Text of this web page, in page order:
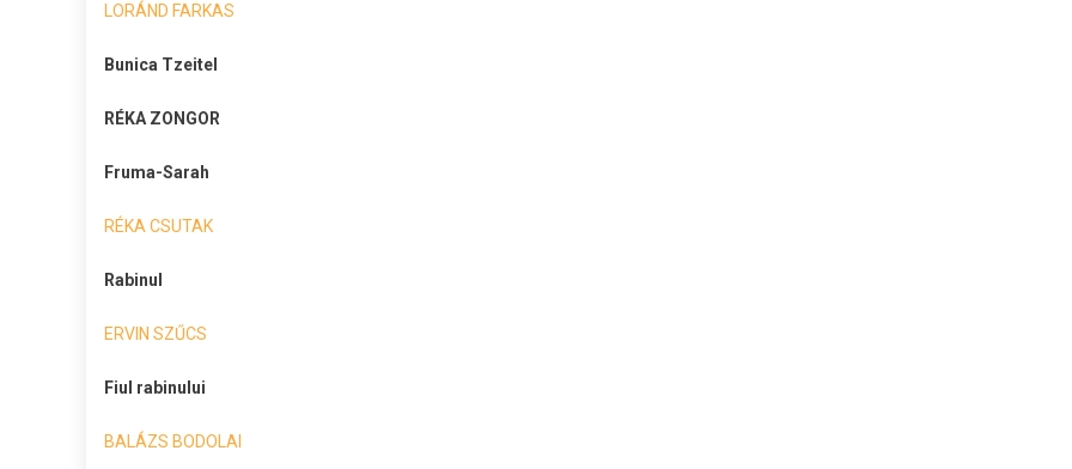
LORÁND FARKAS
Bunica Tzeitel
RÉKA ZONGOR
Fruma-Sarah
RÉKA CSUTAK
Rabinul
ERVIN SZŰCS
Fiul rabinului
BALÁZS BODOLAI